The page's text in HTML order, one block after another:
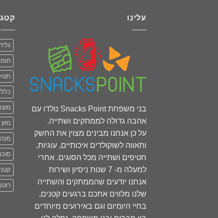
עלינו
בני משפחת Snacks Point נולדו עם
אהבה גדולה לממתקים ושתייה.
על כן אנחנו מבינים מצוין את החשק
ותאווה לשוקולדים איכותיים, עוגיות,
חטיפים ושתייה מכל הסוגים. אחרי
למעלה מ- 7 שנות ניסיון ושירות
אנחנו יודעים שהממתקים והשתייה
שלנו מלווים אתכם ברגעים קטנים,
בחיי היומיום וגם באירועים מיוחדים
כללי